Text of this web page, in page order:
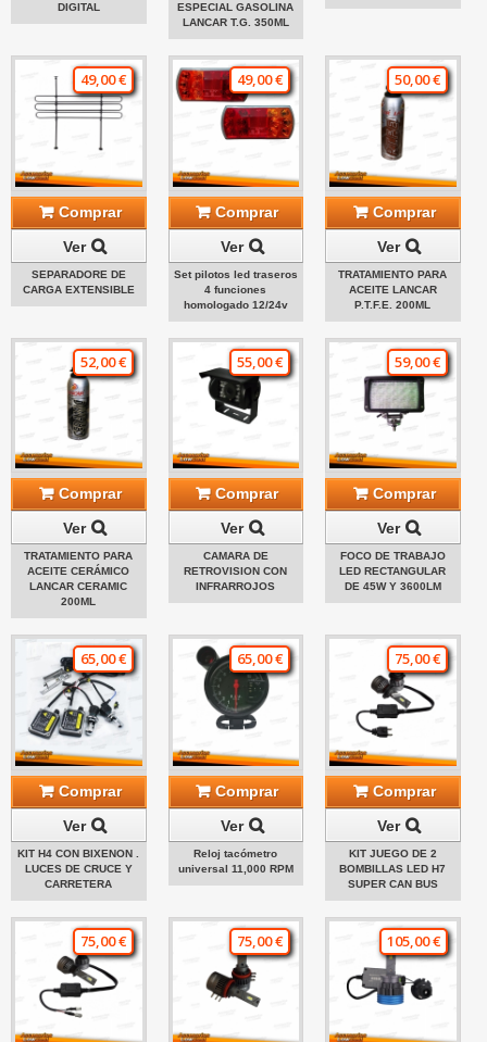
DIGITAL
ESPECIAL GASOLINA
LANCAR T.G. 350ML
49,00 €
Comprar
Ver
SEPARADORE DE
CARGA EXTENSIBLE
49,00 €
Comprar
Ver
Set pilotos led traseros
4 funciones
homologado 12/24v
50,00 €
Comprar
Ver
TRATAMIENTO PARA
ACEITE LANCAR
P.T.F.E. 200ML
52,00 €
Comprar
Ver
TRATAMIENTO PARA
ACEITE CERÁMICO
LANCAR CERAMIC
200ML
55,00 €
Comprar
Ver
CAMARA DE
RETROVISION CON
INFRARROJOS
59,00 €
Comprar
Ver
FOCO DE TRABAJO
LED RECTANGULAR
DE 45W Y 3600LM
65,00 €
Comprar
Ver
KIT H4 CON BIXENON .
LUCES DE CRUCE Y
CARRETERA
65,00 €
Comprar
Ver
Reloj tacómetro
universal 11,000 RPM
75,00 €
Comprar
Ver
KIT JUEGO DE 2
BOMBILLAS LED H7
SUPER CAN BUS
75,00 € 75,00 € 105,00 €